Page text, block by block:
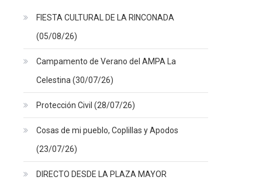
FIESTA CULTURAL DE LA RINCONADA
(05/08/26)
Campamento de Verano del AMPA La
Celestina (30/07/26)
Protección Civil (28/07/26)
Cosas de mi pueblo, Coplillas y Apodos
(23/07/26)
DIRECTO DESDE LA PLAZA MAYOR